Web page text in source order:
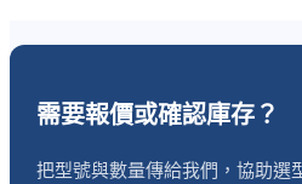
需要報價或確認庫存？
把型號與數量傳給我們，協助選